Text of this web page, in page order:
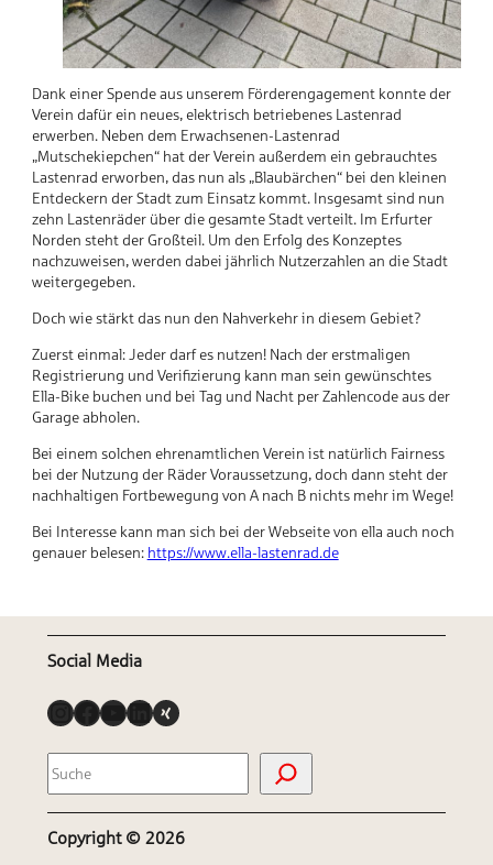
Dank einer Spende aus unserem Förderengagement konnte der
Verein dafür ein neues, elektrisch betriebenes Lastenrad
erwerben. Neben dem Erwachsenen-Lastenrad
„Mutschekiepchen“ hat der Verein außerdem ein gebrauchtes
Lastenrad erworben, das nun als „Blaubärchen“ bei den kleinen
Entdeckern der Stadt zum Einsatz kommt. Insgesamt sind nun
zehn Lastenräder über die gesamte Stadt verteilt. Im Erfurter
Norden steht der Großteil. Um den Erfolg des Konzeptes
nachzuweisen, werden dabei jährlich Nutzerzahlen an die Stadt
weitergegeben.
Doch wie stärkt das nun den Nahverkehr in diesem Gebiet?
Zuerst einmal: Jeder darf es nutzen! Nach der erstmaligen
Registrierung und Verifizierung kann man sein gewünschtes
Ella-Bike buchen und bei Tag und Nacht per Zahlencode aus der
Garage abholen.
Bei einem solchen ehrenamtlichen Verein ist natürlich Fairness
bei der Nutzung der Räder Voraussetzung, doch dann steht der
nachhaltigen Fortbewegung von A nach B nichts mehr im Wege!
Bei Interesse kann man sich bei der Webseite von ella auch noch
genauer belesen: https://www.ella-lastenrad.de
Social Media
InstagramFacebook YouTube LinkedIn Link
u
e
Copyright © 2026